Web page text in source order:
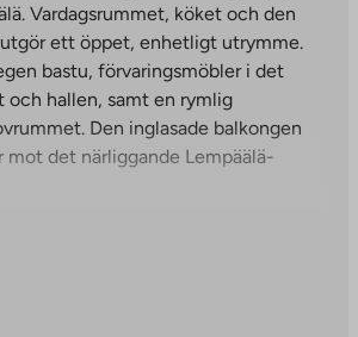
Vardagsrummet, köket och den
ett öppet, enhetligt utrymme.
bastu, förvaringsmöbler i det
och hallen, samt en rymlig
Den inglasade balkongen
det närliggande Lempäälä-
omgående. Kontakta oss så